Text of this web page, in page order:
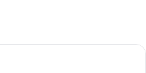
Egy szállodai szoba, amelyben